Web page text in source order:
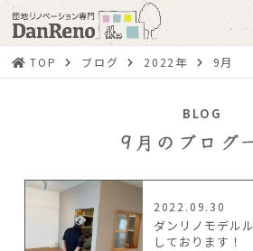
TOP ブログ 2022年 9月
BLOG
9月のブログ
2022.09.30
ダンリノモデル
しております！